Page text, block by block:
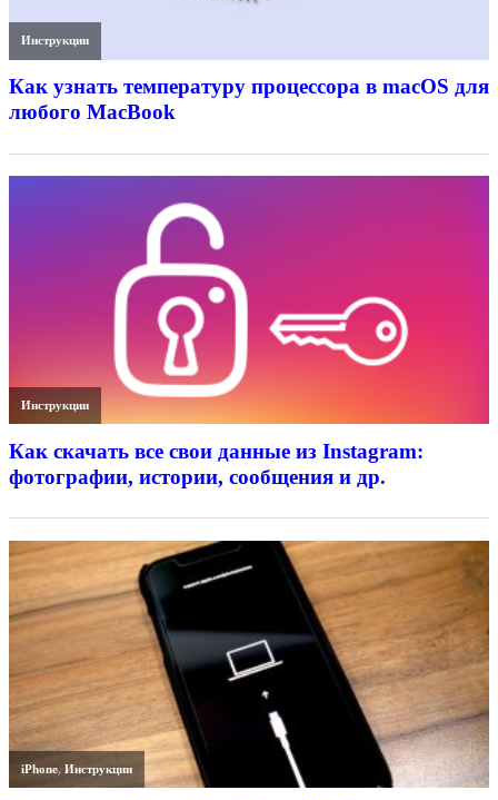
Инструкции
Как узнать температуру процессора в macOS для
любого MacBook
Инструкции
Как скачать все свои данные из Instagram:
фотографии, истории, сообщения и др.
iPhone,Инструкции